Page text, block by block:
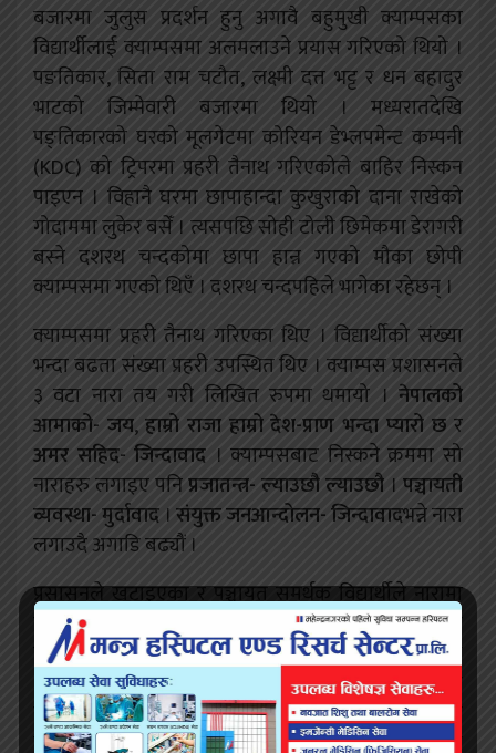
बजारमा जुलुस प्रदर्शन हुनु अगावै बहुमुखी क्याम्पसका
विद्यार्थीलाई क्याम्पसमा अलमलाउने प्रयास गरिएको थियो ।
पङतिकार, सिता राम चटौत, लक्ष्मी दत्त भट्ट र धन बहादुर
भाटको जिम्मेवारी बजारमा थियो । मध्यरातदेखि
पङ्तिकारको घरको मूलगेटमा कोरियन डेभ्लपमेन्ट कम्पनी
(KDC) को ट्रिपरमा प्रहरी तैनाथ गरिएकोले बाहिर निस्कन
पाइएन । विहानै घरमा छापाहान्दा कुखुराको दाना राखेको
गोदाममा लुकेर बसेँ । त्यसपछि सोही टोली छिमेकमा डेरागरी
बस्ने दशरथ चन्दकोमा छापा हान्न गएको मौका छोपी
क्याम्पसमा गएको थिएँ । दशरथ चन्दपहिले भागेका रहेछन् ।
क्याम्पसमा प्रहरी तैनाथ गरिएका थिए । विद्यार्थीको संख्या
भन्दा बढता संख्या प्रहरी उपस्थित थिए । क्याम्पस प्रशासनले
३ वटा नारा तय गरी लिखित रुपमा थमायो । नेपालको
आमाको- जय,हाम्रो राजा हाम्रो देश-प्राण भन्दा प्यारो छ र
अमर सहिद- जिन्दावाद । क्याम्पसबाट निस्कने क्रममा सो
नाराहरु लगाइए पनिप्रजातन्त्र- ल्याउछौ ल्याउछौ । पञ्चायती
व्यवस्था- मुर्दावाद ।संयुक्त जनआन्दोलन- जिन्दावादभन्ने नारा
लगाउदै अगाडि बढ्यौं ।
प्रसासनले खटाइएका र पञ्चायत समर्थक विद्यार्थीले नारामा
साथ दिएनन् । सिद्धनाथ बहुमुखी क्याम्पस त्यसबेला विहान र
बेलुका गरी दुई सिफ्टमा चल्थ्यो । रात्रीकालिन समयमा
अधिकांस पढ्ने विद्यार्थी शिक्षक, कर्मचारी, व्यापारी र प्रहरी
समेत थिए । वरपीपलको उत्तरपट्टीको नहरमा पुग्ने वित्तिकै
जुलुसलाई प्रहरीले रोक्यो । पार्कपट्टी प्रहरीभ्यान बीच सडकमा